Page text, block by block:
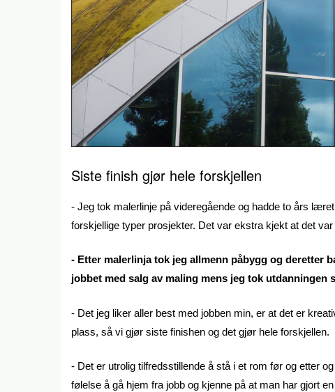
Siste finish gjør hele forskjellen
- Jeg tok malerlinje på videregående og hadde to års
forskjellige typer prosjekter. Det var ekstra kjekt at det
- Etter malerlinja tok jeg allmenn påbygg og deretter
jobbet med salg av maling mens jeg tok
- Det jeg liker aller best med jobben min, er at det er
plass, så vi gjør siste finishen og det gjør hele forskjellen.
- Det er utrolig tilfredsstillende å stå i et rom før og etter
følelse å gå hjem fra jobb og kjenne på at man har gjort